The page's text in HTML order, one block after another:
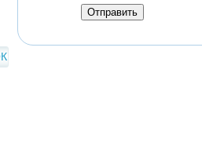
Отправить